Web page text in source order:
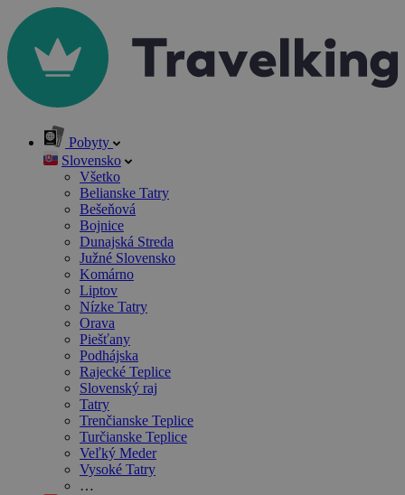
Pobyty
Slovensko
Všetko
Belianske Tatry
Bešeňová
Bojnice
Dunajská Streda
Južné Slovensko
Komárno
Liptov
Nízke Tatry
Orava
Piešťany
Podhájska
Rajecké Teplice
Slovenský raj
Tatry
Trenčianske Teplice
Turčianske Teplice
Veľký Meder
Vysoké Tatry
…